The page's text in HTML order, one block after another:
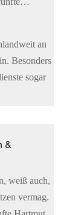
an
Besonders
sogar
&
weiß auch,
vermag.